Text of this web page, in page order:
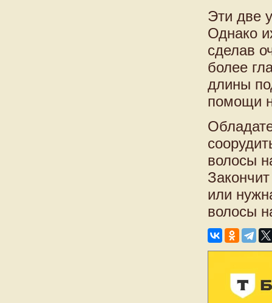
Эти две
Однако
сделав
более
длины
помощи
волосы
или
волосы